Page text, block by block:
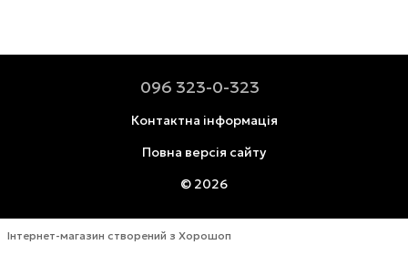
096 323-0-323
Контактна інформація
Повна версія сайту
© 2026
Інтернет-магазин створений з Хорошоп